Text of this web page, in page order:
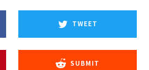
TWEET
SUBMIT